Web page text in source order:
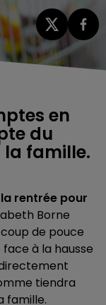
en
du
famille.
rentrée pour
Borne
de pouce
à la hausse
tiendra
famille.